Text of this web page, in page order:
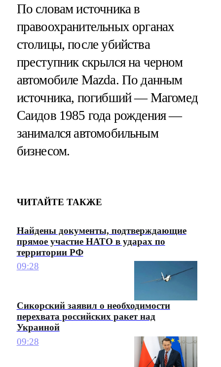
По словам источника в
правоохранительных органах
столицы, после убийства
преступник скрылся на черном
автомобиле Mazda. По данным
источника, погибший — Магомед
Саидов 1985 года рождения —
занимался автомобильным
бизнесом.
ЧИТАЙТЕ ТАКЖЕ
Найдены документы, подтверждающие
прямое участие НАТО в ударах по
территории РФ
09:28
Сикорский заявил о необходимости
перехвата российских ракет над
Украиной
09:28